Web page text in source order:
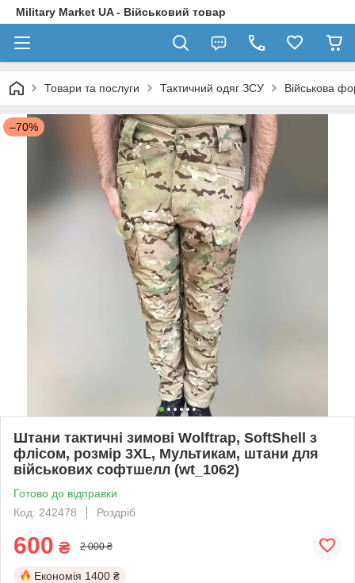
Military Market UA - Військовий товар
Товари та послуги Тактичний одяг ЗСУ Військова
–70%
Штани тактичні зимові Wolftrap, SoftShell з
флісом, розмір 3XL, Мультикам, штани для
військових софтшелл (wt_1062)
Готово до відправки
Код: 242478
Роздріб
600 ₴ 2 000 ₴
Економія 1400 ₴